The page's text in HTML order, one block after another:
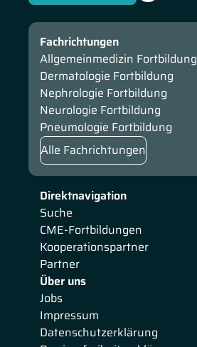
Direktnavigation
Suche
CME-Fortbildungen
Kooperationspartner
Partner
Über uns
Jobs
Impressum
Datenschutzerklärung
Fachrichtungen
Allgemeinmedizin Fortbildung
Dermatologie Fortbildung
Nephrologie Fortbildung
Neurologie Fortbildung
Pneumologie Fortbildung
Alle Fachrichtungen